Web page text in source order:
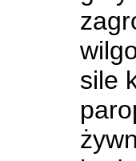
sile